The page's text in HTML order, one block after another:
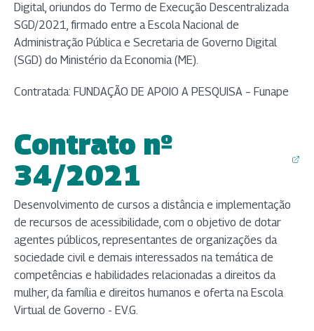
Digital, oriundos do Termo de Execução Descentralizada
SGD/2021, firmado entre a Escola Nacional de
Administração Pública e Secretaria de Governo Digital
(SGD) do Ministério da Economia (ME).
Contratada: FUNDAÇÃO DE APOIO A PESQUISA – Funape
Contrato nº
34/2021
(abre em nova aba)
Desenvolvimento de cursos a distância e implementação
de recursos de acessibilidade, com o objetivo de dotar
agentes públicos, representantes de organizações da
sociedade civil e demais interessados na temática de
competências e habilidades relacionadas a direitos da
mulher, da família e direitos humanos e oferta na Escola
Virtual de Governo - EV.G.